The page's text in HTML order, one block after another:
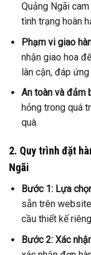
Quảng Ngãi
tình trạng hoàn
Phạm vi giao
nhận giao hoa
lân cận, đáp
An toàn và đảm
hỏng trong quá
quà.
2. Quy trình đặt
Ngãi
Bước 1: Lựa
sẵn trên
cầu thiết kế
Bước 2: Xác